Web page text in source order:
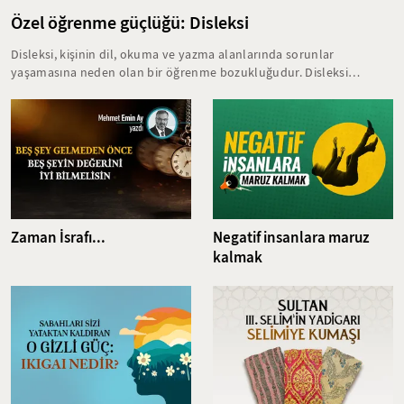
Özel öğrenme güçlüğü: Disleksi
Disleksi, kişinin dil, okuma ve yazma alanlarında sorunlar
yaşamasına neden olan bir öğrenme bozukluğudur. Disleksi
Bu öğrenme bozukluğunun erken yaşta teşhis edilmesi ve kişiye
özel doğru tedavi yöntemlerine başlanması akademik başarının
zarar görmesini büyük oranda engeller.
Zaman İsrafı...
Negatif insanlara maruz
kalmak